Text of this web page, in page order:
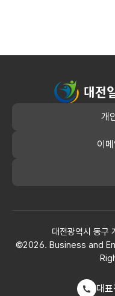
대전일자리경제진흥원
개
이
대전광역시 동구
©2026. Business and
대